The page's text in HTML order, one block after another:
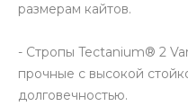
размерам кайтов.
- Стропы Tectanium® 2
прочные с высокой
долговечностью.